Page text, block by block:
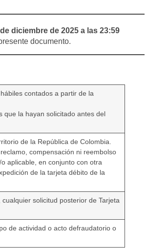
diciembre de 2025 a las 23:59
documento.
contados a partir de la
que la hayan solicitado antes del
de la República de Colombia.
compensación ni reembolso
aplicable, en conjunto con otra
de la tarjeta débito de la
solicitud posterior de Tarjeta
de actividad o acto defraudatorio o